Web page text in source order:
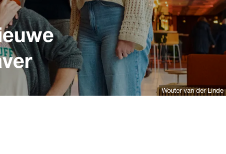
Wouter van der Linde